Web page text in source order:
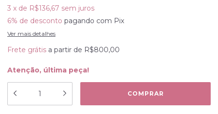
3 x de R$136,67 sem juros
6% de desconto pagando com Pix
Ver mais detalhes
Frete grátis a partir de R$800,00
Atenção, última peça!